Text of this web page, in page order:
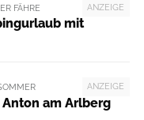
ANZEIGE
FÄHRE
mit
ANZEIGE
Anton am Arlberg